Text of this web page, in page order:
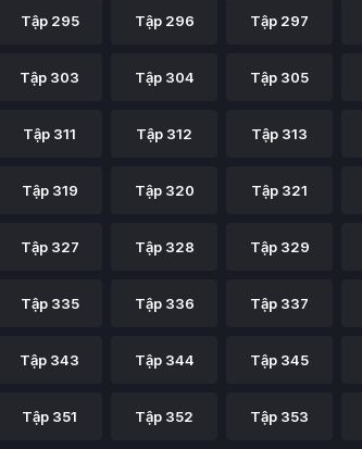
Tập 295 Tập 296 Tập 297
Tập 303 Tập 304 Tập 305
Tập 311 Tập 312 Tập 313
Tập 319 Tập 320 Tập 321
Tập 327 Tập 328 Tập 329
Tập 335 Tập 336 Tập 337
Tập 343 Tập 344 Tập 345
Tập 351 Tập 352 Tập 353